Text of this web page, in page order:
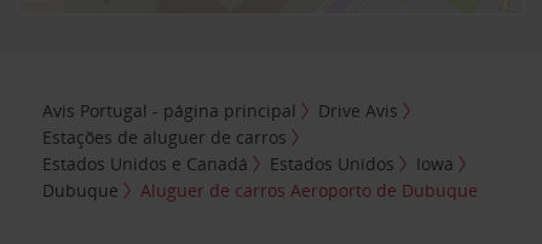
Avis Portugal - página principal
Drive Avis
Estações de aluguer de carros
Estados Unidos e Canadá
Estados Unidos
Iowa
Dubuque
Aluguer de carros Aeroporto de Dubuque